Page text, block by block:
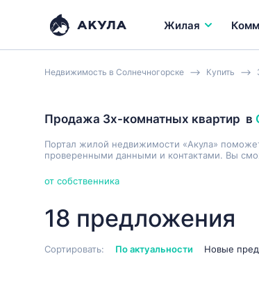
Жилая
Недвижимость в Солнечногорске Купить
Продажа 3х-комнатных квартир в
Портал жилой недвижимости «Акула»
проверенными данными и контактами. Вы
от собственника
18 предложения
Сортировать: По актуальности Новые